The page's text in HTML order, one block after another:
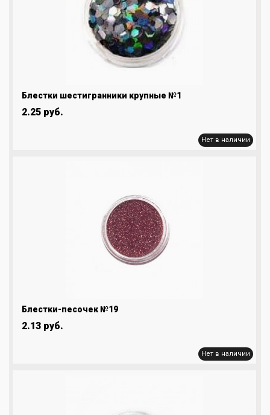
Блестки шестигранники крупные №1
2.25 руб.
Нет в наличии
Блестки-песочек №19
2.13 руб.
Нет в наличии